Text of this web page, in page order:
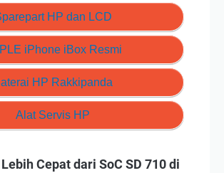
HP dan LCD
iPhone iBox Resmi
HP Rakkipanda
Alat Servis HP
Cepat dari SoC SD 710 di